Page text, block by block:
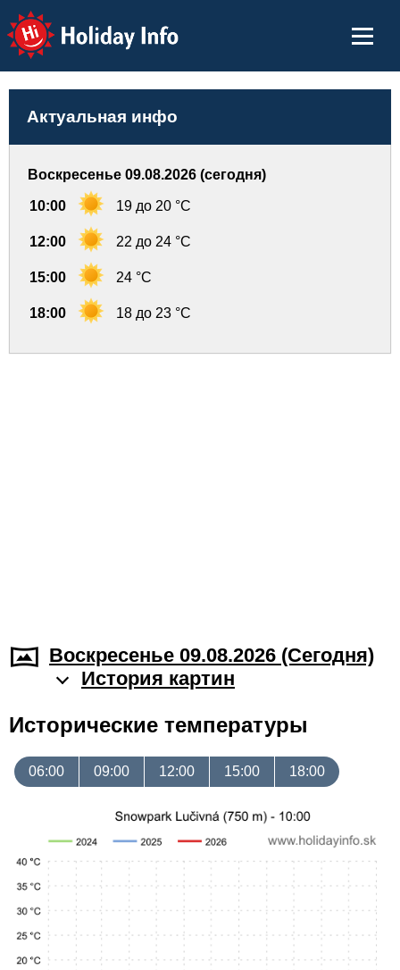
Holiday Info
Актуальная инфо
Воскресенье 09.08.2026 (сегодня)
10:00 19 до 20 °C
12:00 22 до 24 °C
15:00 24 °C
18:00 18 до 23 °C
Воскресенье 09.08.2026 (Cегодня)
История картин
Исторические температуры
06:00 09:00 12:00 15:00 18:00